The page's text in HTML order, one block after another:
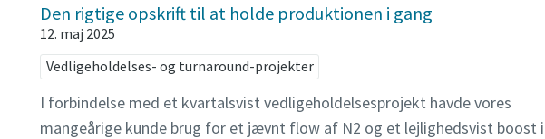
Den rigtige opskrift til at holde produktionen i gang
12. maj 2025
Vedligeholdelses- og turnaround-projekter
I forbindelse med et kvartalsvist vedligeholdelsesprojekt havde vores
mangeårige kunde brug for et jævnt flow af N2 og et lejlighedsvist boost